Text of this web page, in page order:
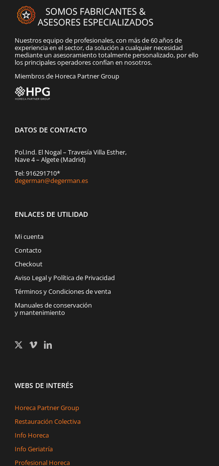
Nuestros equipo de profesionales, con más de 60 años de
experiencia en el sector, da solución a cualquier necesidad
mediante un asesoramiento totalmente personalizado, por ello
los principales operadores confían en nosotros.
Miembros de Horeca Partner Group
DATOS DE CONTACTO
Pol.Ind. El Nogal – Travesía Villa Esther,
Nave 4 – Algete (Madrid)
Tel: 916291710*
degerman@degerman.es
ENLACES DE UTILIDAD
Mi cuenta
Contacto
Checkout
Aviso Legal y Política de Privacidad
Términos y Condiciones de venta
Manuales de conservación
y mantenimiento
WEBS DE INTERÉS
Horeca Partner Group
Restauración Colectiva
Info Horeca
Info Geriatría
Profesional Horeca